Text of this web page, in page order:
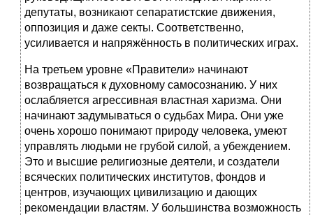
депутаты, возникают сепаратистские движения,
оппозиция и даже секты. Соответственно,
усиливается и напряжённость в политических играх.
На третьем уровне «Правители» начинают
возвращаться к духовному самосознанию. У них
ослабляется агрессивная властная харизма. Они
начинают задумываться о судьбах Мира. Они уже
очень хорошо понимают природу человека, умеют
управлять людьми не грубой силой, а убеждением.
Это и высшие религиозные деятели, и создатели
всяческих политических институтов, фондов и
центров, изучающих цивилизацию и дающих
рекомендации властям. У большинства возможность